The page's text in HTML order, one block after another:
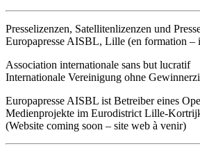
Presselizenzen, Satellitenlizenzen und
Europapresse AISBL, Lille (en formation –
Association internationale sans but lucratif
Internationale Vereinigung ohne
Europapresse AISBL ist Betreiber eines
Medienprojekte im Eurodistrict Lille-
(Website coming soon – site web à venir)